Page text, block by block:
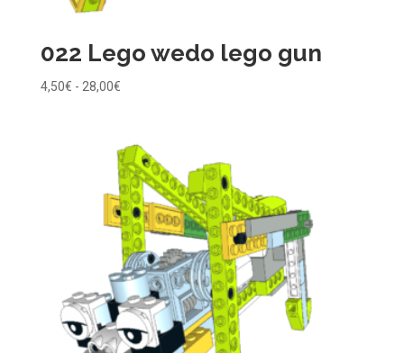
022 Lego wedo lego gun
4,50€ - 28,00€Rango
desde
4,50€
hasta
28,00€